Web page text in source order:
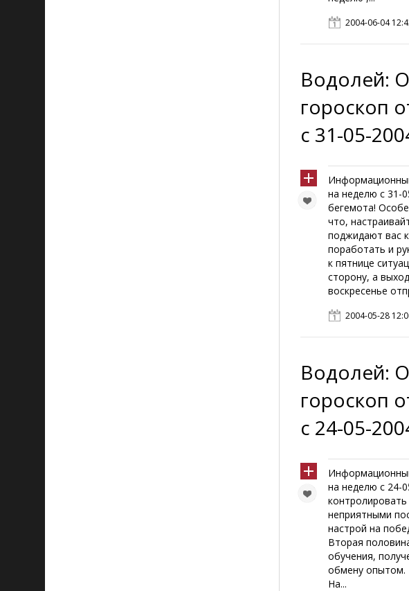
2004-06-04
Водолей:
гороскоп
с 31-05-
на неделю с 31-
бегемота!
что,
поджидают вас
поработать и
к пятнице
сторону, а
воскресенье
2004-05-28
Водолей:
гороскоп
с 24-05-
на неделю с 24-
неприятными
настрой на
Вторая
обучения,
обмену опытом.
На...